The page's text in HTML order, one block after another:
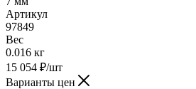
Артикул
97849
Вес
0.016 кг
15 054 ₽/шт
Варианты цен